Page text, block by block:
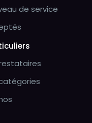
de service